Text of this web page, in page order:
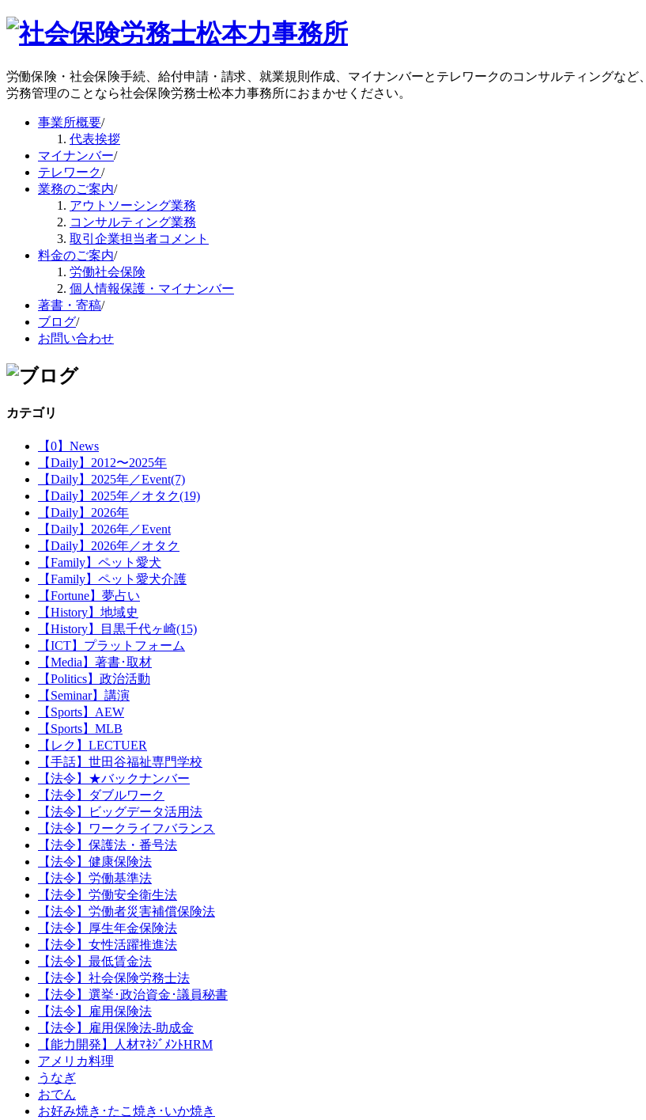
労働保険・社会保険手続、給付申請・請求、就業規則作成、マイナンバーとテレワークのコンサルティングなど、
労務管理のことなら社会保険労務士松本力事務所におまかせください。
事業所概要/
代表挨拶
マイナンバー/
テレワーク/
業務のご案内/
アウトソーシング業務
コンサルティング業務
取引企業担当者コメント
料金のご案内/
労働社会保険
個人情報保護・マイナンバー
著書・寄稿/
ブログ/
お問い合わせ
カテゴリ
【0】News
【Daily】2012〜2025年
【Daily】2025年／Event(7)
【Daily】2025年／オタク(19)
【Daily】2026年
【Daily】2026年／Event
【Daily】2026年／オタク
【Family】ペット愛犬
【Family】ペット愛犬介護
【Fortune】夢占い
【History】地域史
【History】目黒千代ヶ崎(15)
【ICT】プラットフォーム
【Media】著書･取材
【Politics】政治活動
【Seminar】講演
【Sports】AEW
【Sports】MLB
【レク】LECTUER
【手話】世田谷福祉専門学校
【法令】★バックナンバー
【法令】ダブルワーク
【法令】ビッグデータ活用法
【法令】ワークライフバランス
【法令】保護法・番号法
【法令】健康保険法
【法令】労働基準法
【法令】労働安全衛生法
【法令】労働者災害補償保険法
【法令】厚生年金保険法
【法令】女性活躍推進法
【法令】最低賃金法
【法令】社会保険労務士法
【法令】選挙･政治資金･議員秘書
【法令】雇用保険法
【法令】雇用保険法-助成金
【能力開発】人材ﾏﾈｼﾞﾒﾝﾄHRM
アメリカ料理
うなぎ
おでん
お好み焼き･たこ焼き･いか焼き